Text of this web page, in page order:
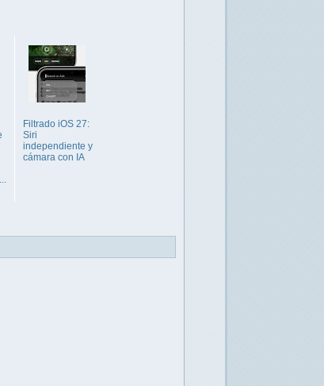
Filtrado iOS 27:
Siri
independiente y
cámara con IA